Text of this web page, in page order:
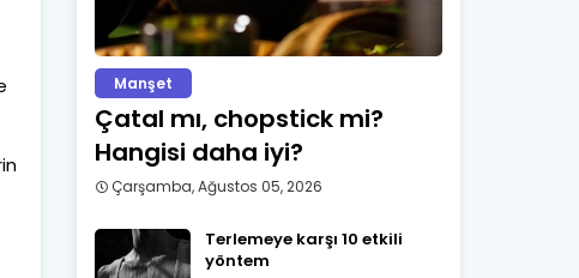
Manşet
Çatal mı, chopstick mi?
Hangisi daha iyi?
Çarşamba, Ağustos 05, 2026
Terlemeye karşı 10 etkili
yöntem